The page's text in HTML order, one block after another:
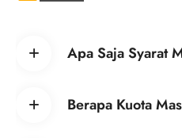
Apa Saja Syarat
Berapa Kuota